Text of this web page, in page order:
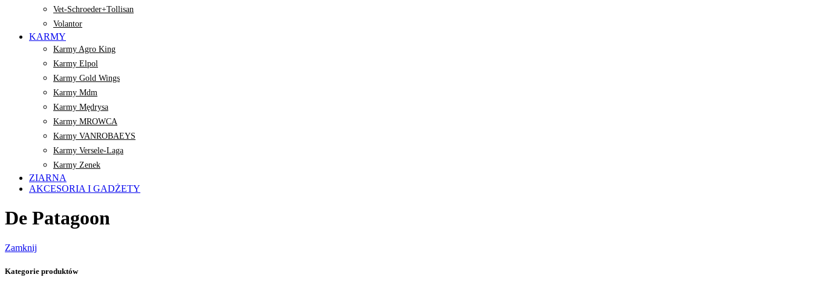
Vet-Schroeder+Tollisan
Volantor
KARMY
Karmy Agro King
Karmy Elpol
Karmy Gold Wings
Karmy Mdm
Karmy Mędrysa
Karmy MROWCA
Karmy VANROBAEYS
Karmy Versele-Laga
Karmy Zenek
ZIARNA
AKCESORIA I GADŻETY
De Patagoon
Zamknij
Kategorie produktów